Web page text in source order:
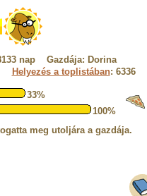
nap Gazdája: Dorina
Helyezés a toplistában: 6336
33%
100%
meg utoljára a gazdája.